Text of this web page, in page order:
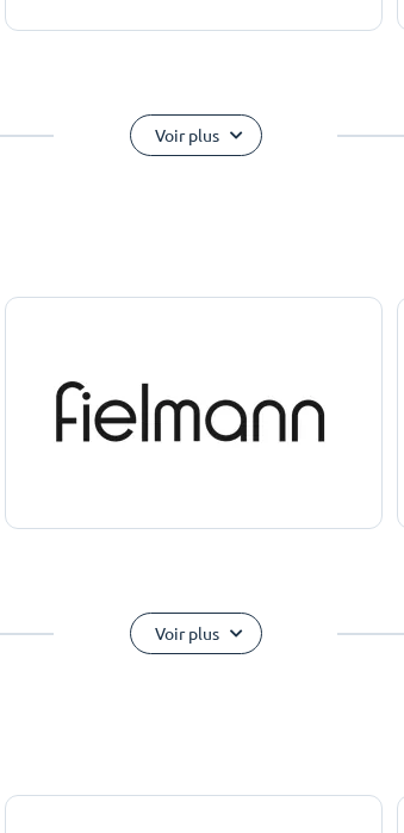
Voir plus
Voir plus